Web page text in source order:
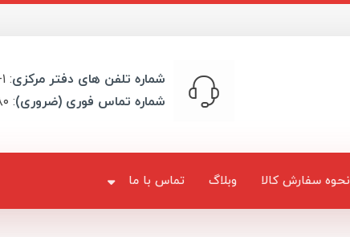
شماره تلفن های دفتر مرکزی: ۱-۰۲۱۶۶۷۴۸۰۸۰
شماره تماس فوری (ضروری): ۰۹۱۰۲۲۰۰۱۸۰
نحوه سفارش کالا وبلاگ تماس با ما